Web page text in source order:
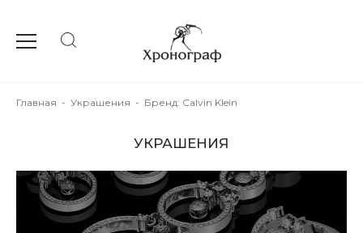
Главная - Украшения - Бренд: Calvin Klein
УКРАШЕНИЯ